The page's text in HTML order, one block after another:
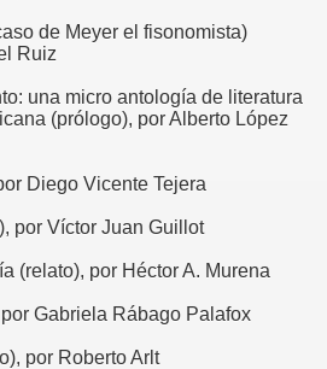
de Meyer el fisonomista)
Ruiz
una micro antología de literatura
(prólogo), por Alberto López
Diego Vicente Tejera
por Víctor Juan Guillot
(relato), por Héctor A. Murena
Gabriela Rábago Palafox
por Roberto Arlt